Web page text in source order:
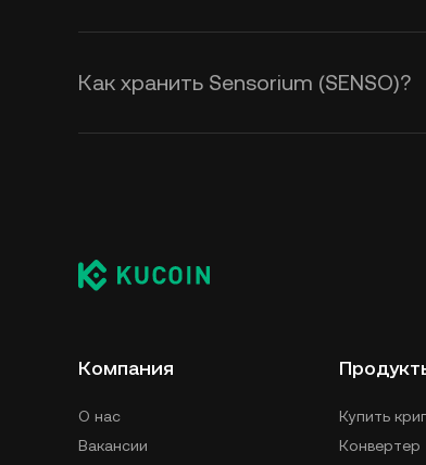
Как хранить Sensorium (SENSO)?
Компания
О нас
Вакансии
Купить
Конвертер